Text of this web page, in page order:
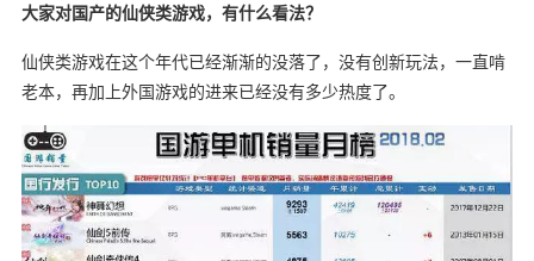
大家对国产的仙侠类游戏，有什么看法？
仙侠类游戏在这个年代已经渐渐的没落了，没有创新玩法，一直啃
老本，再加上外国游戏的进来已经没有多少热度了。